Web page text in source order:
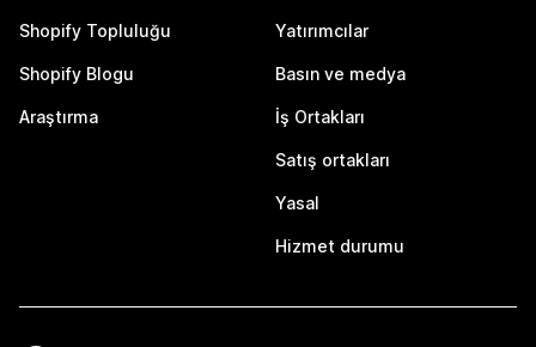
Shopify Topluluğu
Shopify Blogu
Araştırma
Yatırımcılar
Basın ve medya
İş Ortakları
Satış ortakları
Yasal
Hizmet durumu